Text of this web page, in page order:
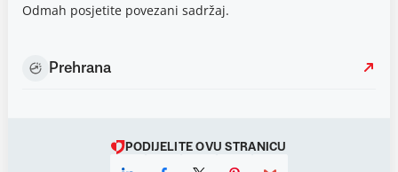
Odmah posjetite povezani sadržaj.
Prehrana
PODIJELITE OVU STRANICU